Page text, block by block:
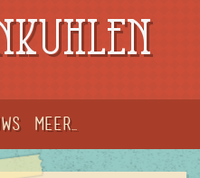
meer...